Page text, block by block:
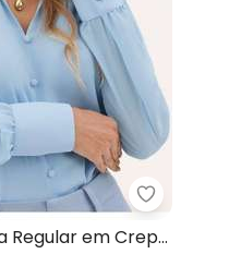
Gola Estruturada e
Regular em Crepe